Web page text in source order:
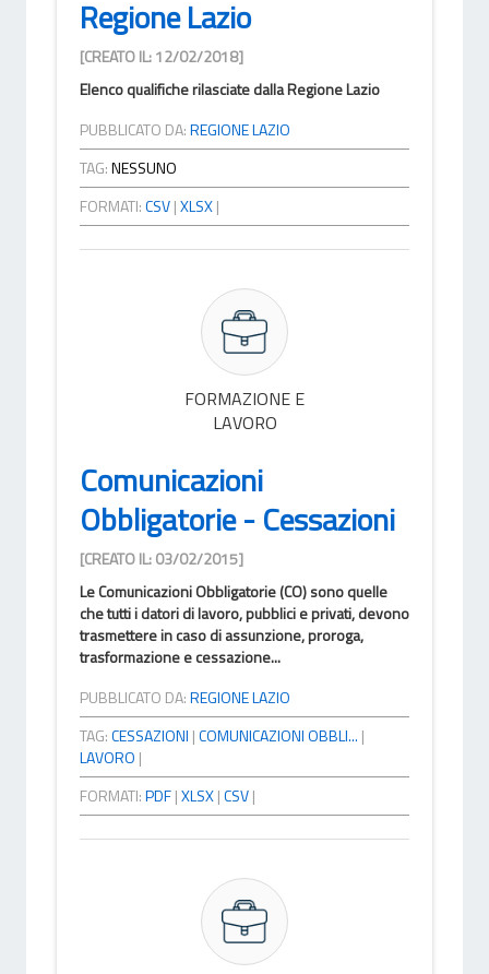
Regione Lazio
[CREATO IL: 12/02/2018]
Elenco qualifiche rilasciate dalla Regione Lazio
PUBBLICATO DA:REGIONE LAZIO
TAG:NESSUNO
FORMATI:CSV|XLSX|
FORMAZIONE E
LAVORO
Comunicazioni
Obbligatorie - Cessazioni
[CREATO IL: 03/02/2015]
Le Comunicazioni Obbligatorie (CO) sono quelle
che tutti i datori di lavoro, pubblici e privati, devono
trasmettere in caso di assunzione, proroga,
trasformazione e cessazione...
PUBBLICATO DA:REGIONE LAZIO
TAG:CESSAZIONI |COMUNICAZIONI OBBLI... |
LAVORO |
FORMATI:PDF|XLSX|CSV|